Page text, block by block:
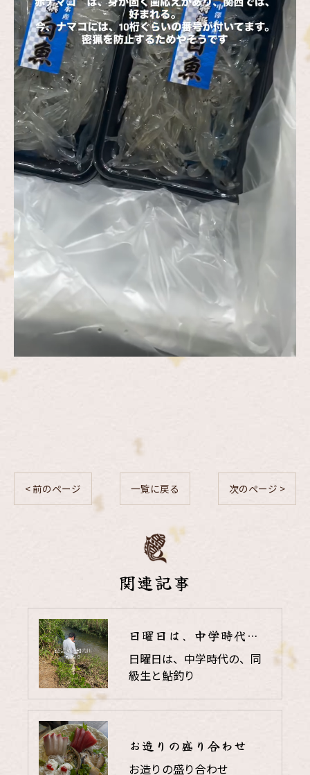
< 前のページ 一覧に戻る 次のページ >
関連記事
日曜日は、中学時代の、同級生と鮎釣り
日曜日は、中学時代の、同
級生と鮎釣り
お造りの盛り合わせ
お造りの盛り合わせ